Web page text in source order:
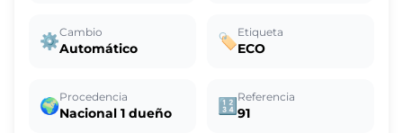
⚙️Cambio
Automático 🏷️Etiqueta
ECO
🌍Procedencia
Nacional 1 dueño 🔢 Referencia
91